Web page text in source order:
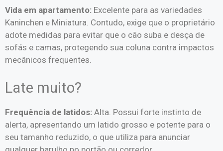
Vida em apartamento: Excelente para as variedades
Kaninchen e Miniatura. Contudo, exige que o proprietário
adote medidas para evitar que o cão suba e desça de
sofás e camas, protegendo sua coluna contra impactos
mecânicos frequentes.
Late muito?
Frequência de latidos: Alta. Possui forte instinto de
alerta, apresentando um latido grosso e potente para o
seu tamanho reduzido, o que utiliza para anunciar